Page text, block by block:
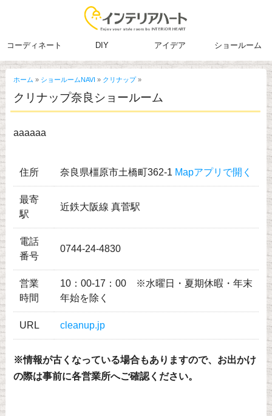
コーディネート DIY アイデア ショールーム
ホーム » ショールームNAVI » クリナップ»
クリナップ奈良ショールーム
aaaaaa
住所 奈良県橿原市土橋町362-1 Mapアプリで開く
最寄
駅
近鉄大阪線 真菅駅
電話
番号
0744-24-4830
営業
時間
10：00-17：00 ※水曜日・夏期休暇・年末
年始を除く
URL cleanup.jp
※情報が古くなっている場合もありますので、お出かけ
の際は事前に各営業所へご確認ください。